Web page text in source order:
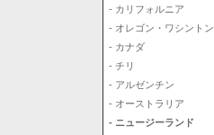
- カリフォルニア
- オレゴン・ワシントン
- カナダ
- チリ
- アルゼンチン
- オーストラリア
- ニュージーランド